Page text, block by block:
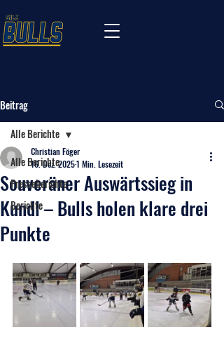
Beitrag
Alle Berichte
Presseberichte
Berichte
Alle Berichte
Souveräner Auswärtssieg in
Kundl – Bulls holen klare drei
Punkte
Christian Föger
16. Dez. 20251 Min. Lesezeit